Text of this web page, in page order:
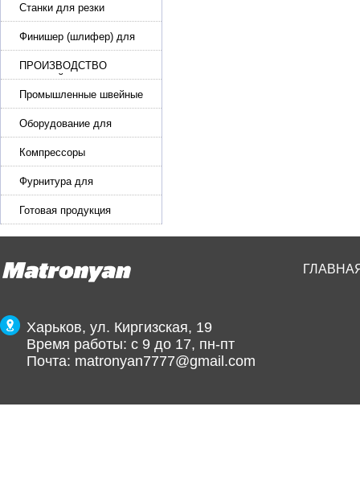
кошельков, сумок
Станки для резки
кожи.Станки для резки
стропы
Финишер (шлифер) для
обуви
ПРОИЗВОДСТВО
РЕМНЕЙ, СУМОК,
КОЖГАЛАНТЕРЕИ
Промышленные швейные
машины для кожи, обуви
Оборудование для
производства и резки
эластичной ленты и стропы
Компрессоры
Фурнитура для
производства ремней
Готовая продукция
Харьков, ул. Киргизская, 19
Время работы: с 9 до 17, пн-пт
Почта: matronyan7777@gmail.com